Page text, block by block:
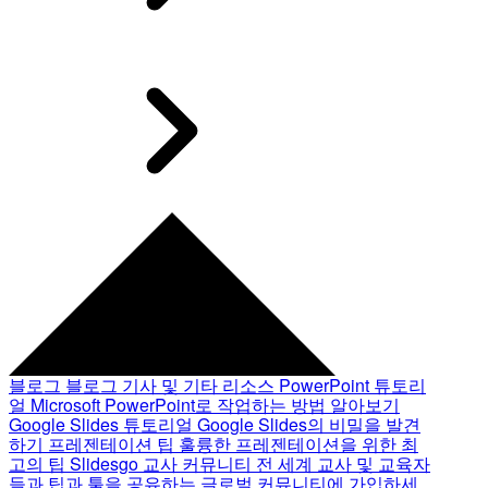
블로그 블로그 기사 및 기타 리소스 PowerPoint 튜토리
얼 Microsoft PowerPoint로 작업하는 방법 알아보기
Google Slides 튜토리얼 Google Slides의 비밀을 발견
하기 프레젠테이션 팁 훌륭한 프레젠테이션을 위한 최
고의 팁 Slidesgo 교사 커뮤니티 전 세계 교사 및 교육자